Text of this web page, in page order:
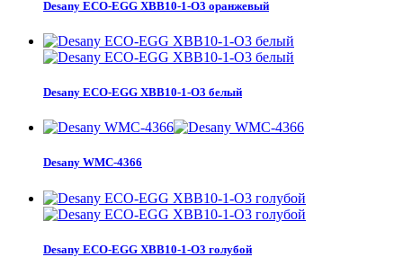
Desany ECO-EGG XBB10-1-O3 оранжевый
Desany ECO-EGG XBB10-1-O3 белый
Desany WMC-4366
Desany ECO-EGG XBB10-1-O3 голубой